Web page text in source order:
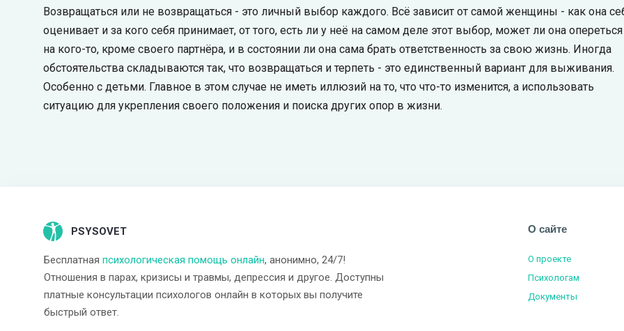
Возвращаться или не возвращаться - это личный выбор каждого. Всё зависит от самой женщины - как она
оценивает и за кого себя принимает, от того, есть ли у неё на самом деле этот выбор, может ли она опереться
на кого-то, кроме своего партнёра, и в состоянии ли она сама брать ответственность за свою жизнь. Иногда
обстоятельства складываются так, что возвращаться и терпеть - это единственный вариант для выживания.
Особенно с детьми. Главное в этом случае не иметь иллюзий на то, что что-то изменится, а использовать
ситуацию для укрепления своего положения и поиска других опор в жизни.
PSYSOVET
Бесплатная психологическая помощь онлайн, анонимно, 24/7!
Отношения в парах, кризисы и травмы, депрессия и другое. Доступны
платные консультации психологов онлайн в которых вы получите
быстрый ответ.
О сайте
О проекте
Психологам
Документы